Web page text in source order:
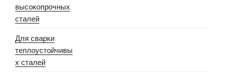
высокопрочных
сталей
Для сварки
теплоустойчивы
х сталей